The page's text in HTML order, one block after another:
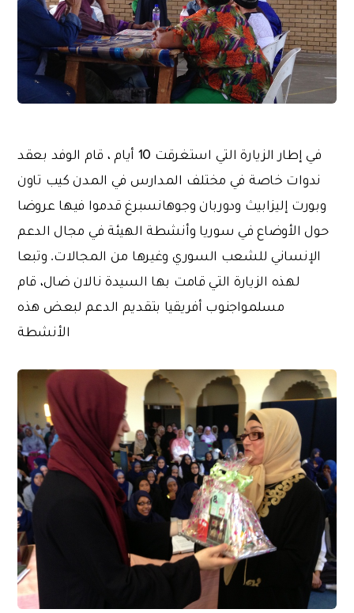
في إطار الزيارة التي استغرقت 10 أيام ، قام الوفد بعقد
ندوات خاصة في مختلف المدارس في المدن كيب تاون
وبورت إليزابيث ودوربان وجوهانسبرغ قدموا فيها عروضا
حول الأوضاع في سوريا وأنشطة الهيئة في مجال الدعم
الإنساني للشعب السوري وغيرها من المجالات. وتبعا
لهذه الزيارة التي قامت بها السيدة نالان ضال، قام
مسلمواجنوب أفريقيا بتقديم الدعم لبعض هذه
الأنشطة